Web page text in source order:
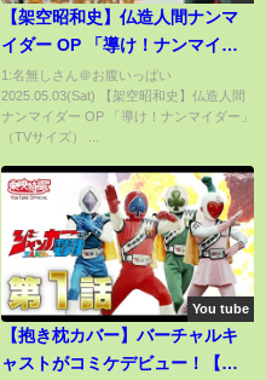
【架空昭和史】仏造人間ナンマ
イダー OP 「導け！ナンマイダ
ー」（TVサイズ） #架空昭和
史 #ai生成 #udiomusic #音楽
生成ai #ai生成 #ドラマ
1:名無しさん＠お腹いっぱい
2025.05.03(Sat) 【架空昭和史】仏造人間
ナンマイダー OP 「導け！ナンマイダー」
（TVサイズ） ...
You tube
【抱き枕カバー】バーチャルキ
ャストがコミケデビュー！【あ